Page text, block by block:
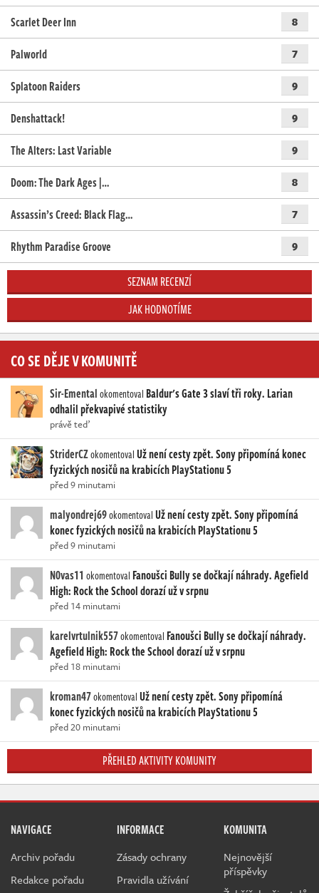
Scarlet Deer Inn
8
Palworld 7
Splatoon Raiders 9
Denshattack! 9
The Alters: Last Variable 9
Doom: The Dark Ages |… 8
Assassin’s Creed: Black Flag… 7
Rhythm Paradise Groove 9
SEZNAM RECENZÍ
JAK HODNOTÍME
CO SE DĚJE V KOMUNITĚ
Sir-Ementalokomentoval Baldur's Gate 3 slaví tři roky. Larian
odhalil překvapivé statistiky
právě teď
StriderCZokomentovalUž není cesty zpět. Sony připomíná konec
fyzických nosičů na krabicích PlayStationu 5
před 9 minutami
malyondrej69okomentovalUž není cesty zpět. Sony připomíná
konec fyzických nosičů na krabicích PlayStationu 5
před 9 minutami
N0vas11 okomentoval Fanoušci Bully se dočkají náhrady. Agefield
High: Rock the School dorazí už v srpnu
před 14 minutami
karelvrtulnik557okomentoval Fanoušci Bully se dočkají náhrady.
Agefield High: Rock the School dorazí už v srpnu
před 18 minutami
kroman47okomentovalUž není cesty zpět. Sony připomíná
konec fyzických nosičů na krabicích PlayStationu 5
před 20 minutami
PŘEHLED AKTIVITY KOMUNITY
NAVIGACE
Archiv pořadu
Redakce pořadu
INFORMACE
Zásady ochrany
Pravidla užívání
KOMUNITA
Nejnovější
příspěvky